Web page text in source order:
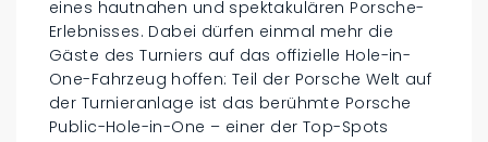
eines hautnahen und spektakulären Porsche-
Erlebnisses. Dabei dürfen einmal mehr die
Gäste des Turniers auf das offizielle Hole-in-
One-Fahrzeug hoffen: Teil der Porsche Welt auf
der Turnieranlage ist das berühmte Porsche
Public-Hole-in-One – einer der Top-Spots